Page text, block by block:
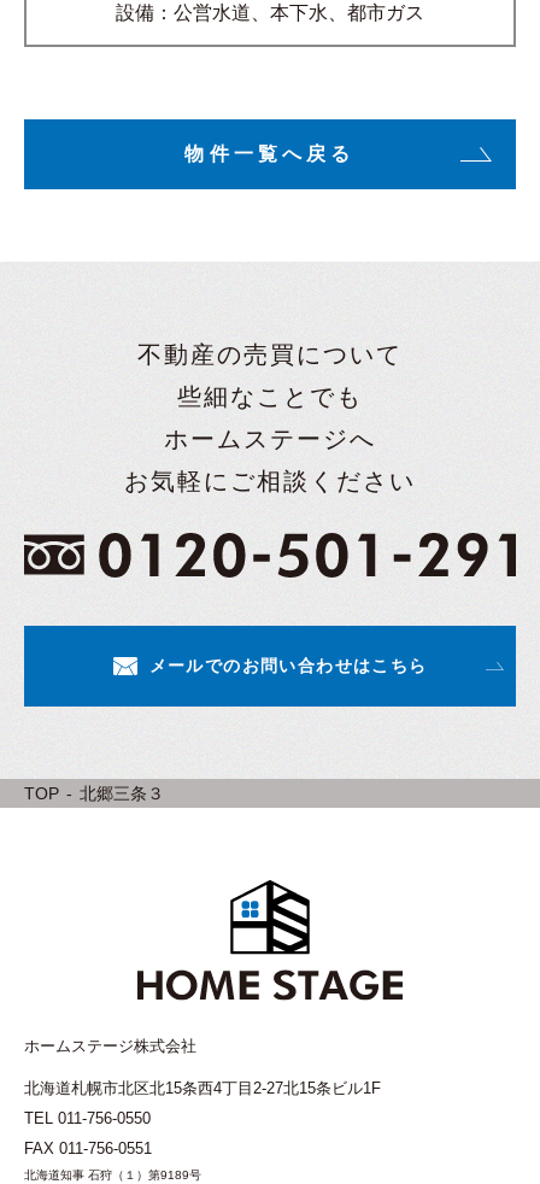
設備：公営水道、本下水、都市ガス
物件一覧へ戻る
不動産の売買について
些細なことでも
ホームステージへ
お気軽にご相談ください
メールでのお問い合わせはこちら
TOP 北郷三条３
ホームステージ株式会社
北海道札幌市北区北15条西4丁目2-27北15条ビル1F
TEL 011-756-0550
FAX 011-756-0551
北海道知事 石狩（１）第9189号